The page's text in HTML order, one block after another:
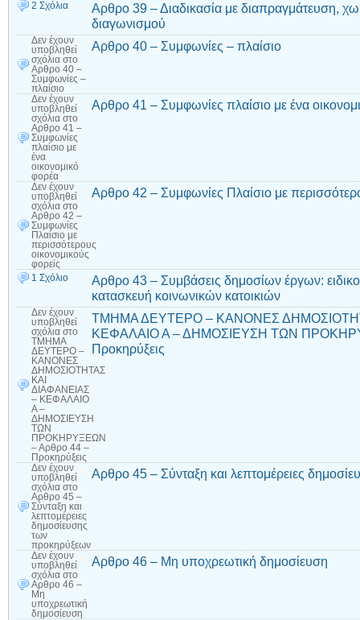
2 Σχόλια
Αρθρο 39 – Διαδικασία με διαπραγμάτευση,
διαγωνισμού
Δεν έχουν
υποβληθεί
σχόλια στο
Αρθρο 40 –
Συμφωνίες –
πλαίσιο
Αρθρο 40 – Συμφωνίες – πλαίσιο
Δεν έχουν
υποβληθεί
σχόλια στο
Αρθρο 41 –
Συμφωνίες
πλαίσιο με
ένα
οικονομικό
φορέα
Αρθρο 41 – Συμφωνίες πλαίσιο με ένα
Δεν έχουν
υποβληθεί
σχόλια στο
Αρθρο 42 –
Συμφωνίες
Πλαίσιο με
περισσότερους
οικονομικούς
φορείς
Αρθρο 42 – Συμφωνίες Πλαίσιο με
1 Σχόλιο
Αρθρο 43 – Συμβάσεις δημοσίων έργων:
κατασκευή κοινωνικών κατοικιών
Δεν έχουν
υποβληθεί
σχόλια στο
ΤΜΗΜΑ
ΔΕΥΤΕΡΟ –
ΚΑΝΟΝΕΣ
ΔΗΜΟΣΙΟΤΗΤΑΣ
ΚΑΙ
ΔΙΑΦΑΝΕΙΑΣ
– ΚΕΦΑΛΑΙΟ
Α –
ΔΗΜΟΣΙΕΥΣΗ
ΤΩΝ
ΠΡΟΚΗΡΥΞΕΩΝ
– Αρθρο 44 –
Προκηρύξεις
ΤΜΗΜΑ ΔΕΥΤΕΡΟ – ΚΑΝΟΝΕΣ
ΚΕΦΑΛΑΙΟ Α – ΔΗΜΟΣΙΕΥΣΗ ΤΩΝ
Προκηρύξεις
Δεν έχουν
υποβληθεί
σχόλια στο
Αρθρο 45 –
Σύνταξη και
λεπτομέρειες
δημοσίευσης
των
προκηρύξεων
Αρθρο 45 – Σύνταξη και λεπτομέρειες
Δεν έχουν
υποβληθεί
σχόλια στο
Αρθρο 46 –
Μη
υποχρεωτική
δημοσίευση
Αρθρο 46 – Μη υποχρεωτική δημοσίευση